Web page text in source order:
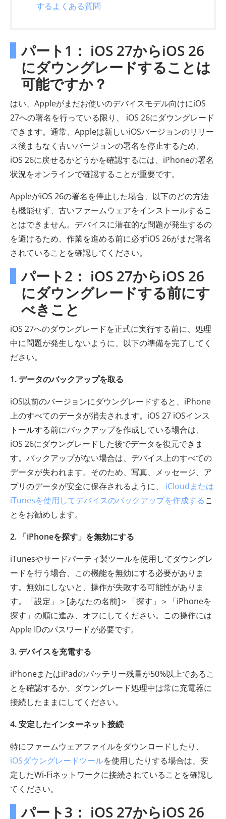
するよくある質問
パート1： iOS 27からiOS 26
にダウングレードすることは
可能ですか？
はい、Appleがまだお使いのデバイスモデル向けにiOS
27への署名を行っている限り、 iOS 26にダウングレード
できます。通常、Appleは新しいiOSバージョンのリリー
ス後まもなく古いバージョンの署名を停止するため、
iOS 26に戻せるかどうかを確認するには、iPhoneの署名
状況をオンラインで確認することが重要です。
AppleがiOS 26の署名を停止した場合、以下のどの方法
も機能せず、古いファームウェアをインストールするこ
とはできません。デバイスに潜在的な問題が発生するの
を避けるため、作業を進める前に必ずiOS 26がまだ署名
されていることを確認してください。
パート2： iOS 27からiOS 26
にダウングレードする前にす
べきこと
iOS 27へのダウングレードを正式に実行する前に、処理
中に問題が発生しないように、以下の準備を完了してく
ださい。
1. データのバックアップを取る
iOS以前のバージョンにダウングレードすると、iPhone
上のすべてのデータが消去されます。iOS 27 iOSインス
トールする前にバックアップを作成している場合は、
iOS 26にダウングレードした後でデータを復元できま
す。バックアップがない場合は、デバイス上のすべての
データが失われます。そのため、写真、メッセージ、ア
プリのデータが安全に保存されるように、 iCloudまたは
iTunesを使用してデバイスのバックアップを作成するこ
とをお勧めします。
2. 「iPhoneを探す」を無効にする
iTunesやサードパーティ製ツールを使用してダウングレ
ードを行う場合、この機能を無効にする必要がありま
す。無効にしないと、操作が失敗する可能性がありま
す。「設定」＞[あなたの名前]＞「探す」＞「iPhoneを
探す」の順に進み、オフにしてください。この操作には
Apple IDのパスワードが必要です。
3. デバイスを充電する
iPhoneまたはiPadのバッテリー残量が50%以上であるこ
とを確認するか、ダウングレード処理中は常に充電器に
接続したままにしてください。
4. 安定したインターネット接続
特にファームウェアファイルをダウンロードしたり、
iOSダウングレードツールを使用したりする場合は、安
定したWi-Fiネットワークに接続されていることを確認し
てください。
パート3： iOS 27からiOS 26